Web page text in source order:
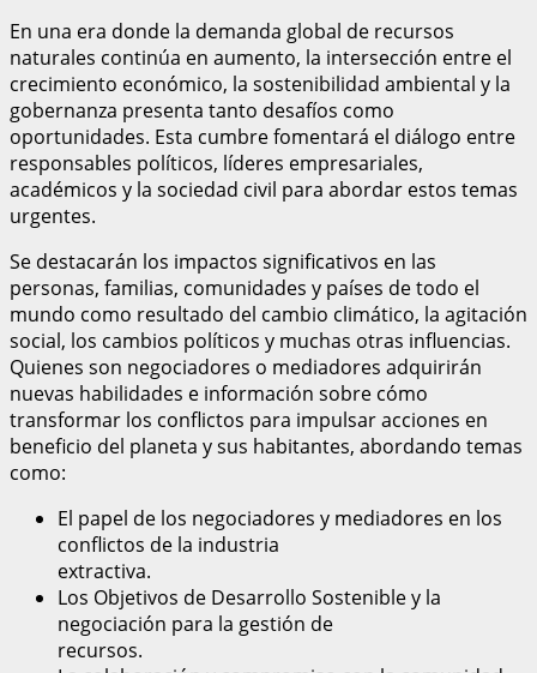
En una era donde la demanda global de recursos
naturales continúa en aumento, la intersección entre el
crecimiento económico, la sostenibilidad ambiental y la
gobernanza presenta tanto desafíos como
oportunidades. Esta cumbre fomentará el diálogo entre
responsables políticos, líderes empresariales,
académicos y la sociedad civil para abordar estos temas
urgentes.
Se destacarán los impactos significativos en las
personas, familias, comunidades y países de todo el
mundo como resultado del cambio climático, la agitación
social, los cambios políticos y muchas otras influencias.
Quienes son negociadores o mediadores adquirirán
nuevas habilidades e información sobre cómo
transformar los conflictos para impulsar acciones en
beneficio del planeta y sus habitantes, abordando temas
como:
El papel de los negociadores y mediadores en los
conflictos de la industria
extractiva.
Los Objetivos de Desarrollo Sostenible y la
negociación para la gestión de
recursos.